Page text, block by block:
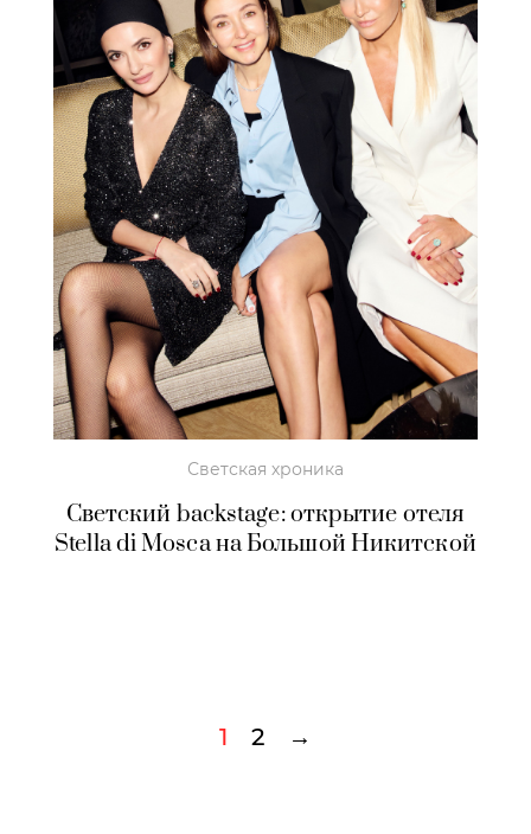
Светская хроника
Светский backstage: открытие отеля
Stella di Mosca на Большой Никитской
1 2 →